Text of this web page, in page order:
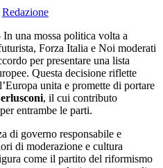
Redazione
In una mossa politica volta a
Forza Italia e Noi moderati
per presentare una lista
Questa decisione riflette
unita e promette di portare
, il cui contributo
entrambe le parti.
di governo responsabile e
di moderazione e cultura
come il partito del riformismo